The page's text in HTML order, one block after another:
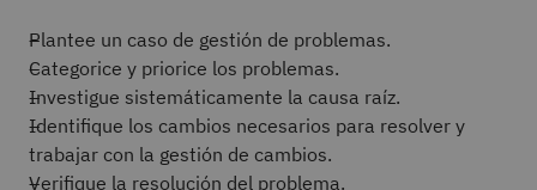
Plantee un caso de gestión de problemas.
Categorice y priorice los problemas.
Investigue sistemáticamente la causa raíz.
Identifique los cambios necesarios para resolver y
trabajar con la gestión de cambios.
Verifique la resolución del problema.